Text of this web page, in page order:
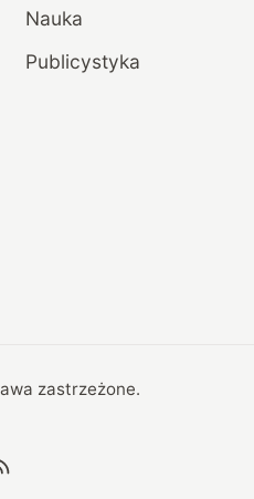
Nauka
Publicystyka
zastrzeżone.